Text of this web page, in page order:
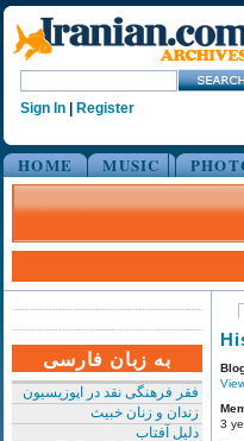
Sign In Register
HOME MUSIC
به زبان فارسی
فقر فرهنگی نقد در اپوزیسیون
زندان و زنان خبیث
دلیل آفتاب
3